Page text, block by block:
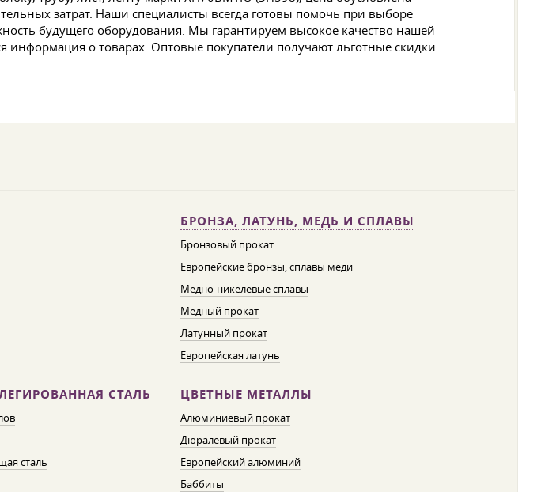
затрат. Наши специалисты всегда готовы помочь при выборе
будущего оборудования. Мы гарантируем высокое качество нашей
о товарах. Оптовые покупатели получают льготные скидки.
БРОНЗА, ЛАТУНЬ, МЕДЬ И СПЛАВЫ
Бронзовый прокат
Европейские бронзы, сплавы меди
Медно-никелевые сплавы
Медный прокат
Латунный прокат
Европейская латунь
СТАЛЬ
сталь
ЦВЕТНЫЕ МЕТАЛЛЫ
Алюминиевый прокат
Дюралевый прокат
Европейский алюминий
Баббиты